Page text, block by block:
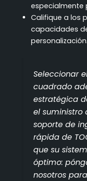
especialmente
Califique a los
capacidades
personalización.
Seleccionar
cuadrado
estratégica
el suministro
soporte de
rápida de
que su
óptimo:
nosotros